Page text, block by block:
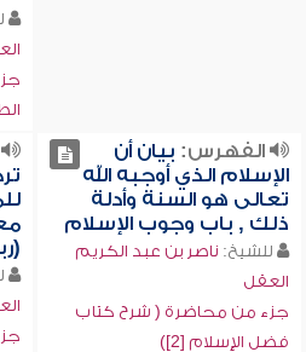
الفهرس: بيان أن
الإسلام الذي أوجبه الله
تعالى هو السنة وأدلة
ذلك , باب وجوب الإسلام
للشيخ: ناصر بن عبد الكريم
العقل
جزء من محاضرة ( شرح كتاب
فضل الإسلام [2])